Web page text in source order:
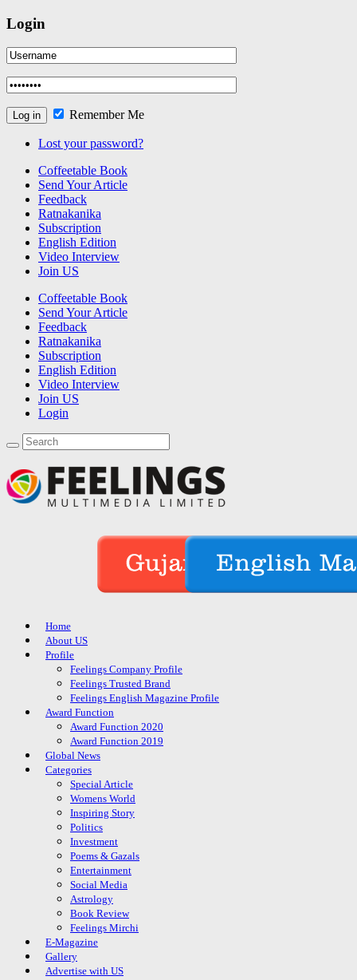
Login
Remember Me
Lost your password?
Coffeetable Book
Send Your Article
Feedback
Ratnakanika
Subscription
English Edition
Video Interview
Join US
Coffeetable Book
Send Your Article
Feedback
Ratnakanika
Subscription
English Edition
Video Interview
Join US
Login
Home
About US
Profile
Feelings Company Profile
Feelings Trusted Brand
Feelings English Magazine Profile
Award Function
Award Function 2020
Award Function 2019
Global News
Categories
Special Article
Womens World
Inspiring Story
Politics
Investment
Poems & Gazals
Entertainment
Social Media
Astrology
Book Review
Feelings Mirchi
E-Magazine
Gallery
Advertise with US